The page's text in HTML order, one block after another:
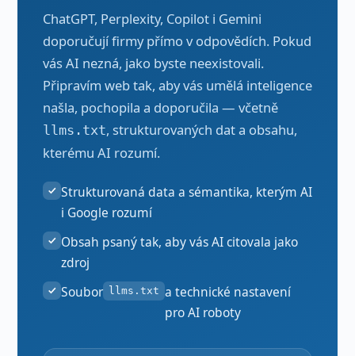
ChatGPT, Perplexity, Copilot i Gemini
doporučují firmy přímo v odpovědích. Pokud
vás AI nezná, jako byste neexistovali.
Připravím web tak, aby vás umělá inteligence
našla, pochopila a doporučila — včetně
llms.txt, strukturovaných dat a obsahu,
kterému AI rozumí.
Strukturovaná data a sémantika, kterým AI
i Google rozumí
Obsah psaný tak, aby vás AI citovala jako
zdroj
Soubor llms.txt a technické nastavení
pro AI roboty